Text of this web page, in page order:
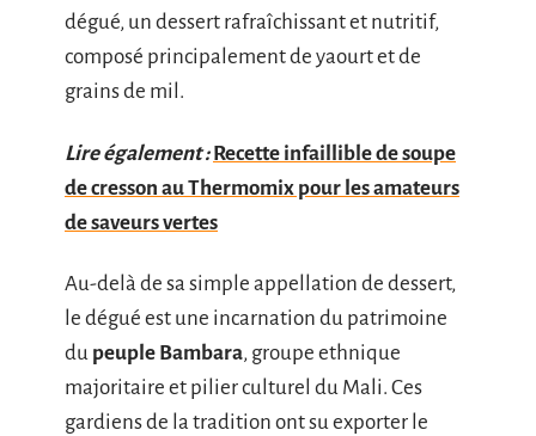
dégué, un dessert rafraîchissant et nutritif,
composé principalement de yaourt et de
grains de mil.
Lire également : Recette infaillible de soupe
de cresson au Thermomix pour les amateurs
de saveurs vertes
Au-delà de sa simple appellation de dessert,
le dégué est une incarnation du patrimoine
du peuple Bambara, groupe ethnique
majoritaire et pilier culturel du Mali. Ces
gardiens de la tradition ont su exporter le